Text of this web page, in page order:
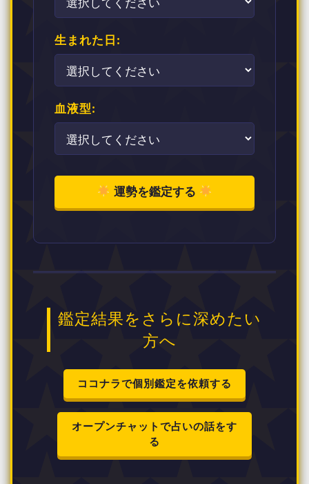
生まれた日:
血液型:
運勢を鑑定する
鑑定結果をさらに深めたい
方へ
ココナラで個別鑑定を依頼する
オープンチャットで占いの話をす
る